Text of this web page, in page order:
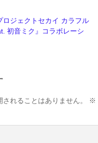
ロジェクトセカイ カラフル
初音ミク』コラボレーシ
れることはありません。 ※